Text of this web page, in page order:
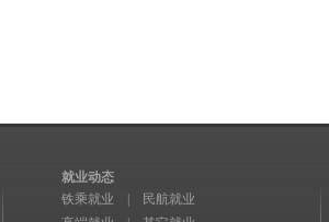
就业动态
铁乘就业 民航就业